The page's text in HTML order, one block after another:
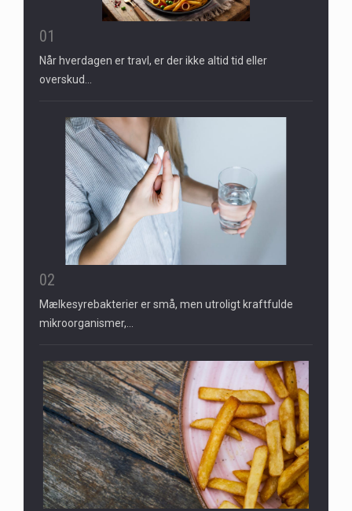
01
Når hverdagen er travl, er der ikke altid tid eller
overskud…
02
Mælkesyrebakterier er små, men utroligt kraftfulde
mikroorganismer,…